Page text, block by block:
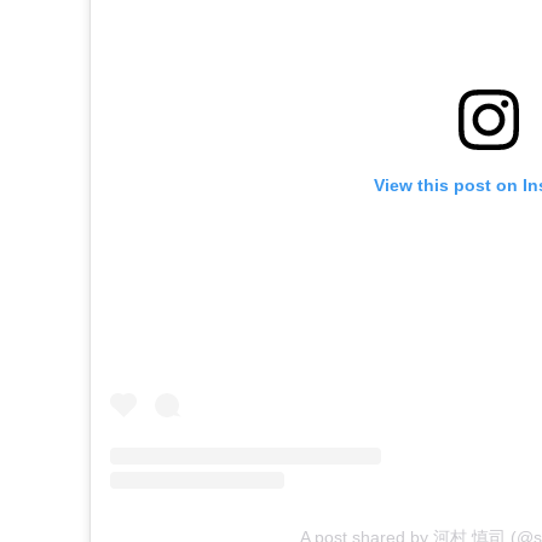
View this post on
A post shared by 河村 慎司